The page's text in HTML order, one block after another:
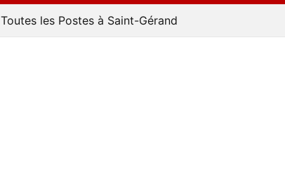
Toutes les Postes à Saint-Gérand